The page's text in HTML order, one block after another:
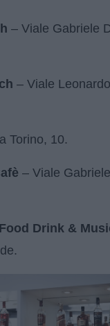
– Viale Gabriele
– Viale
Torino, 10.
– Viale
Drink &